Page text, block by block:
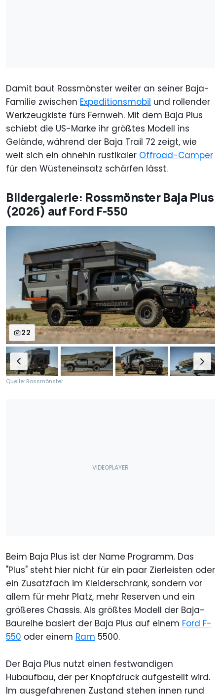
Damit baut Rossmönster weiter an seiner Baja-
Familie zwischen Expeditionsmobil und rollender
Werkzeugkiste fürs Fernweh. Mit dem Baja Plus
schiebt die US-Marke ihr größtes Modell ins
Gelände, während der Baja Trail 72 zeigt, wie
weit sich ein ohnehin rustikaler Offroad-Camper
für den Wüsteneinsatz schärfen lässt.
Bildergalerie: Rossmönster Baja Plus
(2026) auf Ford F-550
22
Quelle: Rossmönster
Beim Baja Plus ist der Name Programm. Das
"Plus" steht hier nicht für ein paar Zierleisten oder
ein Zusatzfach im Kleiderschrank, sondern vor
allem für mehr Platz, mehr Reserven und ein
größeres Chassis. Als größtes Modell der Baja-
Baureihe basiert der Baja Plus auf einem Ford F-
550 oder einem Ram 5500.
Der Baja Plus nutzt einen festwandigen
Hubaufbau, der per Knopfdruck aufgestellt wird.
Im ausgefahrenen Zustand stehen innen rund